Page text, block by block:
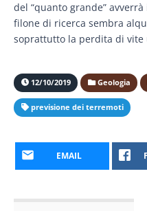
del “quanto grande”
filone di ricerca sembra
soprattutto la perdita di vite
12/10/2019 Geologia
previsione dei terremoti
EMAIL